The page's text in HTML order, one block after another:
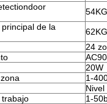
54KG
de la
62KG
24
20W
1-
Nivel
1-